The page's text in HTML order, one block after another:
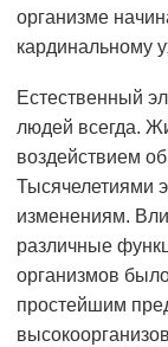
организме
кардинальному
Естественный
людей всегда.
воздействием
Тысячелетиями
изменениям.
различные
организмов
простейшим